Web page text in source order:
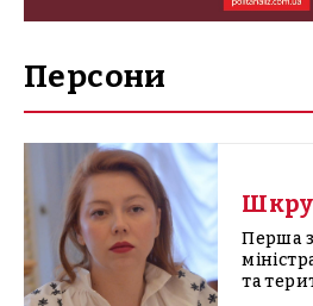
Персони
Перша
та